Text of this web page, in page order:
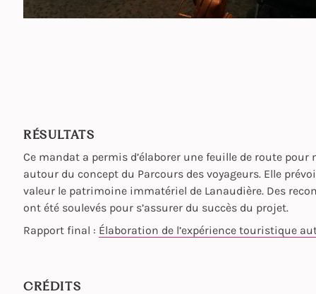
RÉSULTATS
Ce mandat a permis d’élaborer une feuille de route
autour du concept du Parcours des voyageurs. Elle
valeur le patrimoine immatériel de Lanaudière. Des
ont été soulevés pour s’assurer du succès du projet.
Rapport final : Élaboration de l’expérience touristique
CRÉDITS